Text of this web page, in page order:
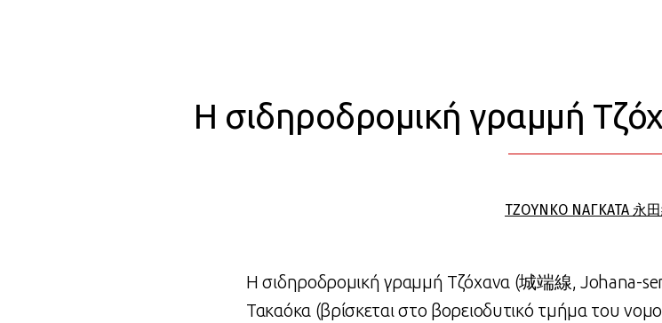
Η σιδηροδρομική γραμμή
ΤΖΟΥΝΚΟ ΝΑΓΚΑΤΑ 永
Η σιδηροδρομική γραμμή Τζόχανα (城端線, Johana-
Τακαόκα (βρίσκεται στο βορειοδυτικό τμήμα του